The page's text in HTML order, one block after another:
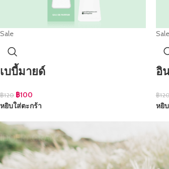
Sale
เบบี้มายด์
฿120 ฿100
หยิบใส่ตะกร้า
Sale
อิ
฿
หยิ